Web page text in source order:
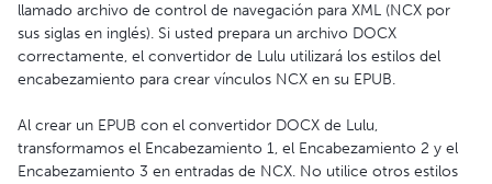
llamado archivo de control de navegación para XML (NCX por
sus siglas en inglés). Si usted prepara un archivo DOCX
correctamente, el convertidor de Lulu utilizará los estilos del
encabezamiento para crear vínculos NCX en su EPUB.
Al crear un EPUB con el convertidor DOCX de Lulu,
transformamos el Encabezamiento 1, el Encabezamiento 2 y el
Encabezamiento 3 en entradas de NCX. No utilice otros estilos